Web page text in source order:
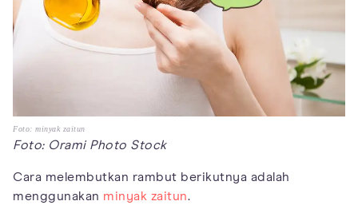
Foto: minyak zaitun
Foto: Orami Photo Stock
Cara melembutkan rambut berikutnya adalah
menggunakan minyak zaitun.